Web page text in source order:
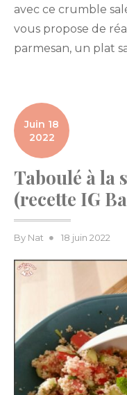
avec ce crumble
vous propose de
parmesan, un plat
Juin 18
2022
Taboulé à la
(recette IG
By Nat
Posted
18 juin 2022